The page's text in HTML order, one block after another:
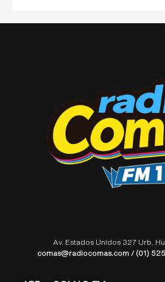
Av. Estados Unidos 327 Urb.
comas@radiocomas.com / (01)